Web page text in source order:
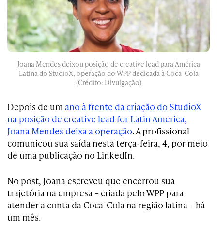
Joana Mendes deixou posição de creative lead para América
Latina do StudioX, operação do WPP dedicada à Coca-Cola
(Crédito: Divulgação)
Depois de um ano à frente da criação do StudioX
na posição de creative lead for Latin America,
Joana Mendes deixa a operação. A profissional
comunicou sua saída nesta terça-feira, 4, por meio
de uma publicação no LinkedIn.
No post, Joana escreveu que encerrou sua
trajetória na empresa – criada pelo WPP para
atender a conta da Coca-Cola na região latina – há
um mês.